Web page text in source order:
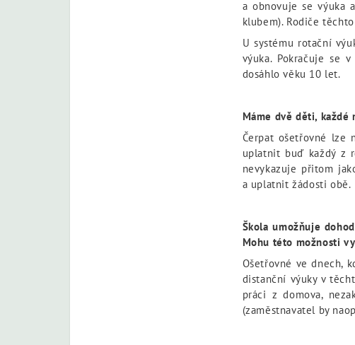
a obnovuje se výuka
klubem). Rodiče
U systému rotační
výuka. Pokračuje se
dosáhlo věku 10 let.
Máme dvě děti, každé
Čerpat ošetřovné lze
uplatnit buď každý z
nevykazuje přitom
a uplatnit žádosti obě.
Škola umožňuje
Mohu této možnosti
Ošetřovné ve dnech,
distanční výuky v
práci z domova,
(zaměstnavatel by